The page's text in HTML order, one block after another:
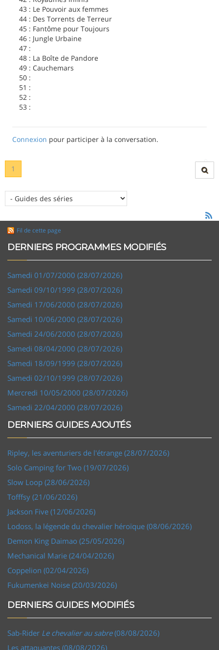
43 : Le Pouvoir aux femmes
44 : Des Torrents de Terreur
45 : Fantôme pour Toujours
46 : Jungle Urbaine
47 :
48 : La Boîte de Pandore
49 : Cauchemars
50 :
51 :
52 :
53 :
Connexion pour participer à la conversation.
1
Fil de cette page
DERNIERS PROGRAMMES MODIFIÉS
Samedi 01/07/2000 (28/07/2026)
Samedi 09/10/1999 (28/07/2026)
Samedi 17/06/2000 (28/07/2026)
Samedi 10/06/2000 (28/07/2026)
Samedi 24/06/2000 (28/07/2026)
Samedi 08/04/2000 (28/07/2026)
Samedi 18/09/1999 (28/07/2026)
Samedi 02/10/1999 (28/07/2026)
Mercredi 10/05/2000 (28/07/2026)
Samedi 22/04/2000 (28/07/2026)
DERNIERS GUIDES AJOUTÉS
Ripley, les aventuriers de l'étrange (28/07/2026)
Solo Camping for Two (19/07/2026)
Slow Loop (28/06/2026)
Tofffsy (21/06/2026)
Jackson Five (12/06/2026)
Lodoss, la légende du chevalier héroïque (08/06/2026)
Demon King Daimao (25/05/2026)
Mechanical Marie (24/04/2026)
Coppelion (02/04/2026)
Fukumenkei Noise (20/03/2026)
DERNIERS GUIDES MODIFIÉS
Sab-Rider Le chevalier au sabre(08/08/2026)
Les attaquantes (08/08/2026)